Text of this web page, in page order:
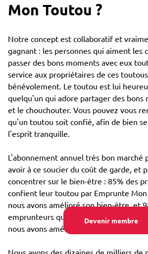
Devenir membre
Mon Toutou ?
Notre concept est collaboratif et
gagnant : les personnes qui aiment les
passer des bons moments avec eux
service aux propriétaires de ces
bénévolement. Le toutou est lui
quelqu'un qui adore partager des bons
et le chouchouter. Vous pouvez vous
qu'un toutou soit confié, afin de bien
l'esprit tranquille.
L'abonnement annuel très bon marché
avoir à ce soucier du coût de garde, et
concentrer sur le bien-être : 85% des
confient leur toutou par Emprunte
nous avons amélioré son bien-être, et
emprunteurs qui s'occupent d'un
nous avons amélioré leur propre bien-
Nous avons des dizaines de milliers de